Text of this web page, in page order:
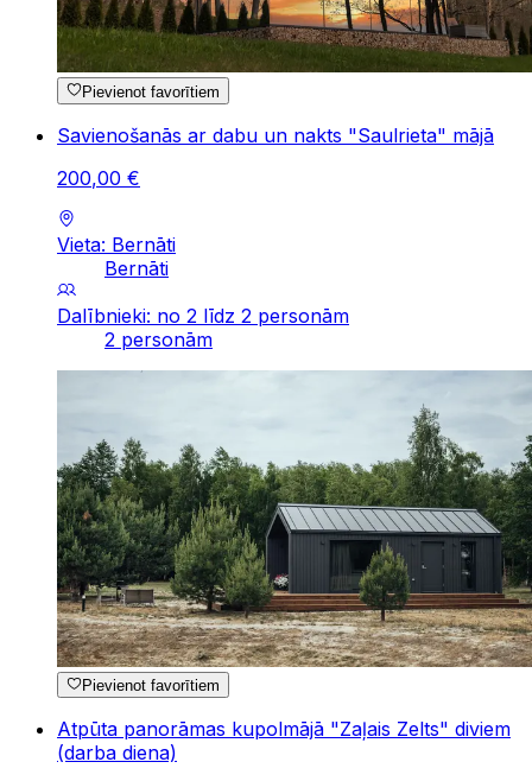
Pievienot favorītiem
Savienošanās ar dabu un nakts "Saulrieta" mājā
200,00 €
Vieta: Bernāti
Bernāti
Dalībnieki: no 2 līdz 2 personām
2 personām
Pievienot favorītiem
Atpūta panorāmas kupolmājā "Zaļais Zelts" diviem
(darba diena)